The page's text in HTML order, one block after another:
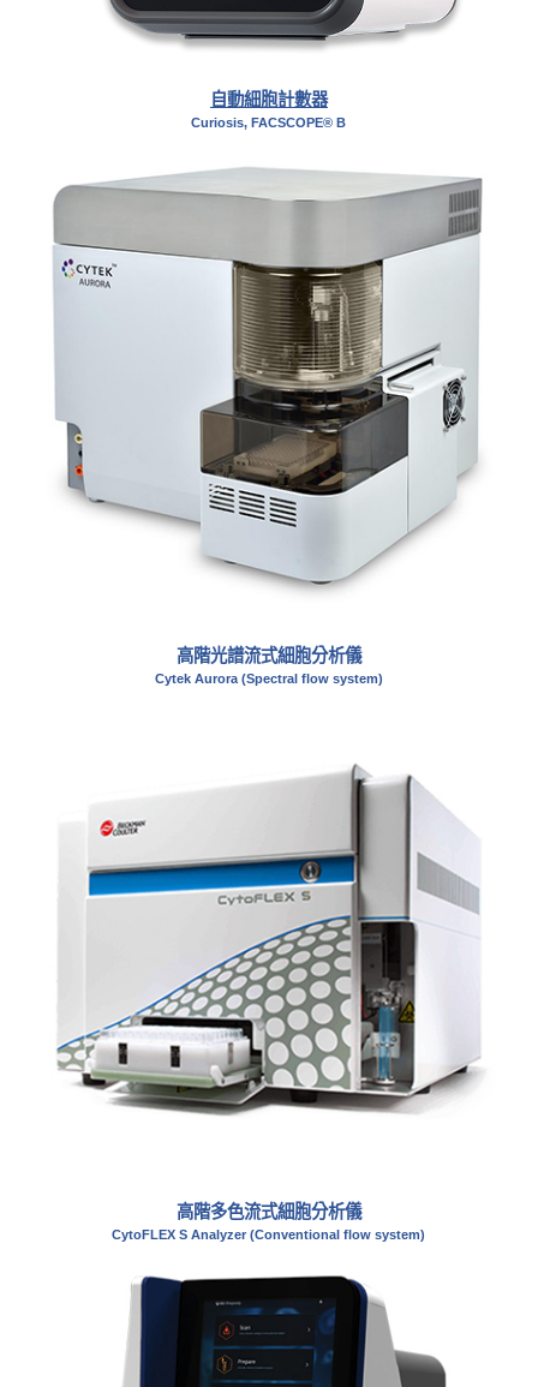
自動細胞計數器
Curiosis, FACSCOPE® B
高階光譜流式細胞分析儀
Cytek Aurora (Spectral flow system)
高階多色流式細胞分析儀
CytoFLEX S Analyzer (Conventional flow system)